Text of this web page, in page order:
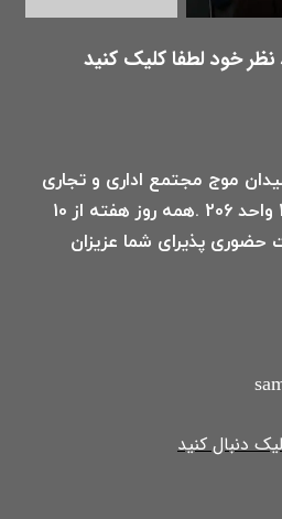
موج مجتمع اداری و تجاری
سرزمین آفتاب طبقه 2 واحد 206 .همه روز هفته از 10
حضوری پذیرای شما عزیزان
دنبال کنید
خود لطفا کلیک کنید